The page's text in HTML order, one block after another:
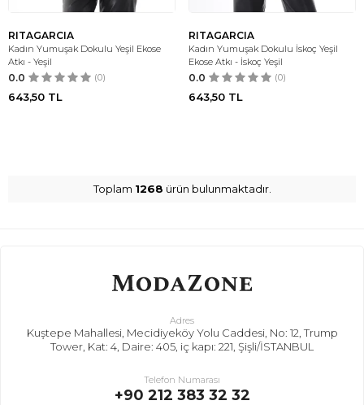
RITAGARCIA
Kadın Yumuşak Dokulu Yeşil Ekose
Atkı - Yeşil
0.0 (0)
643,50 TL
RITAGARCIA
Kadın Yumuşak Dokulu İskoç Yeşil
Ekose Atkı - İskoç Yeşil
0.0 (0)
643,50 TL
Toplam 1268 ürün bulunmaktadır.
Adres
Kuştepe Mahallesi, Mecidiyeköy Yolu Caddesi, No: 12, Trump
Tower, Kat: 4, Daire: 405, iç kapı: 221, Şişli/İSTANBUL
Telefon Numarası
+90 212 383 32 32